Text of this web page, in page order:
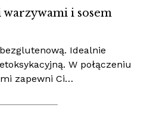
i sosem
Idealnie
W połączeniu
zapewni Ci…